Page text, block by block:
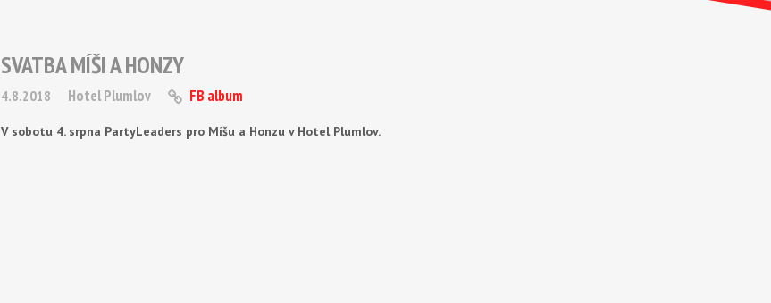
SVATBA MÍŠI A HONZY
4.8.2018 Hotel Plumlov FB album
V sobotu 4. srpna PartyLeaders pro Míšu a Honzu v Hotel Plumlov.